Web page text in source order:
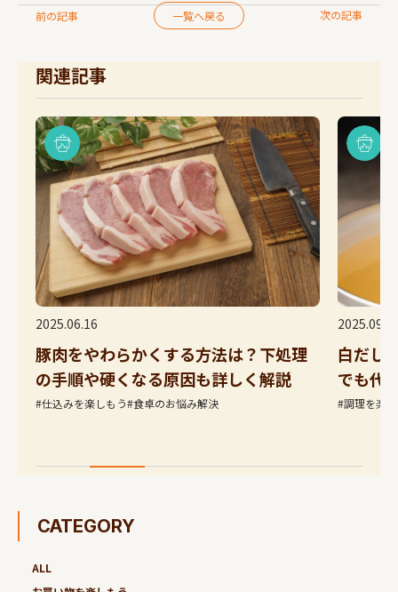
前の記事 一覧へ戻る 次の記事
関連記事
2025.09.22
白だしの代用アイデア4選！意外なアレ
でも代用可能！
#調理を楽しもう#仕込みを楽しもう#シェフのアイディア
【海老
海老、
#仕込みを
CATEGORY
ALL